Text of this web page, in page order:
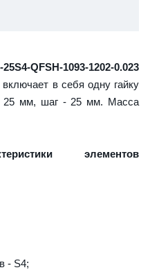
25S4-QFSH-1093-1202-0.023
включает в себя одну гайку
25 мм, шаг - 25 мм. Масса
элементов
- S4;